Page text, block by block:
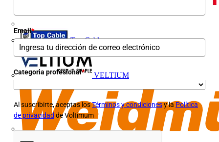
Top Cable
VELTIUM
Email*
Categoria profesional*
Al suscribirte, aceptas losTérminos y condicionesy la Política
de privacidad de Voltimum